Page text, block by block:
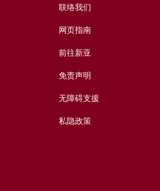
联络我们
网页指南
前往新亚
免责声明
无障碍支援
私隐政策